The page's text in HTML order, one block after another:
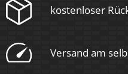
Ultraflach
Rund
kostenloser
Versand am